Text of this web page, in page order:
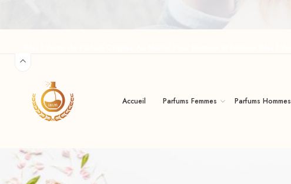
Accueil Parfums Femmes Parfums Hommes